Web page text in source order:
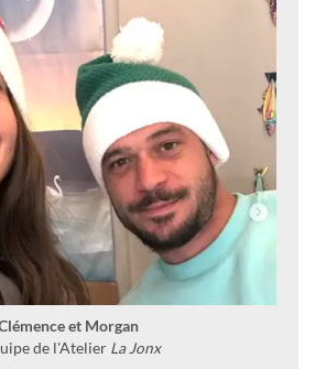
et Morgan
de l'Atelier La Jonx